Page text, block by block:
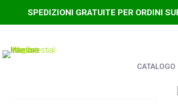
SPEDIZIONI GRATUITE PER ORDINI
CATALOGO